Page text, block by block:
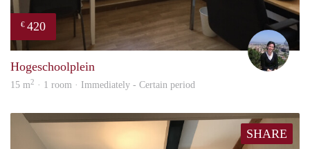
€ 420
Hogeschoolplein
15 m2 · 1 room · Immediately - Certain period
SHARE